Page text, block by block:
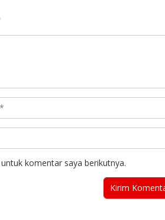
komentar saya berikutnya.